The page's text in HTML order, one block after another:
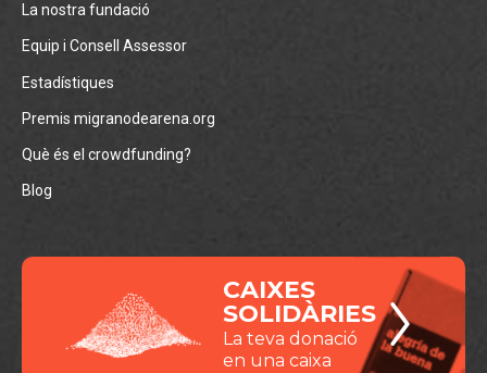
La nostra fundació
Equip i Consell Assessor
Estadístiques
Premis migranodearena.org
Què és el crowdfunding?
Blog
CAIXES
SOLIDÀRIES
La teva donació
en una caixa